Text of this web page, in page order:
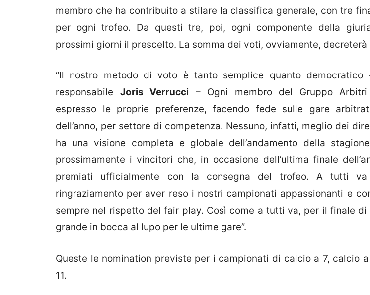
membro che ha contribuito a stilare la classifica generale, con tre
per ogni trofeo. Da questi tre, poi, ogni componente della
prossimi giorni il prescelto. La somma dei voti, ovviamente,
“Il nostro metodo di voto è tanto semplice quanto democratico
responsabile Joris Verrucci – Ogni membro del Gruppo
espresso le proprie preferenze, facendo fede sulle gare
dell’anno, per settore di competenza. Nessuno, infatti, meglio dei
ha una visione completa e globale dell’andamento della
prossimamente i vincitori che, in occasione dell’ultima finale
premiati ufficialmente con la consegna del trofeo. A tutti
ringraziamento per aver reso i nostri campionati appassionanti e
sempre nel rispetto del fair play. Così come a tutti va, per il finale di
grande in bocca al lupo per le ultime gare”.
Queste le nomination previste per i campionati di calcio a 7, calcio
11.